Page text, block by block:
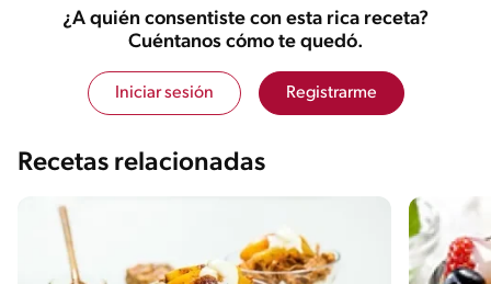
¿A quién consentiste con esta rica receta?
Cuéntanos cómo te quedó.
Iniciar sesión Registrarme
Recetas relacionadas